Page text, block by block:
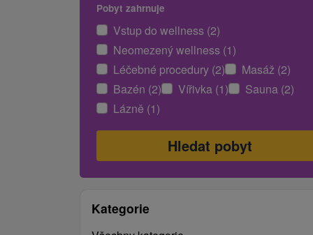
Pobyt zahrnuje
Vstup do wellness (2)
Neomezený wellness (1)
Léčebné procedury (2)
Masáž (2)
Bazén (2)
Vířivka (1)
Sauna (2)
Lázně (1)
Kategorie